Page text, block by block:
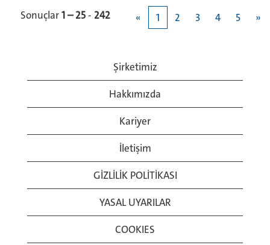
Sonuçlar1 – 25- 242 « 1 2 3 4 5 »
Şirketimiz
Hakkımızda
Kariyer
İletişim
GİZLİLİK POLİTİKASI
YASAL UYARILAR
COOKIES